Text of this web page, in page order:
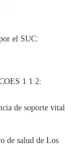
el SUC:
1 1 2:
de soporte vital
de salud de Los